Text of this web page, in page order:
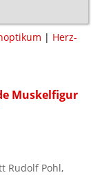
| Herz-
Muskelfigur
Rudolf Pohl,